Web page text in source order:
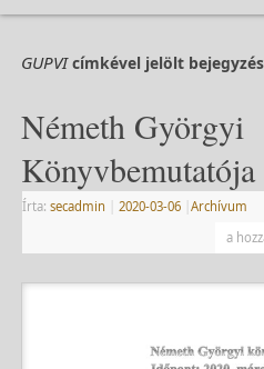
GUPVIcímkével jelölt
Németh Györgyi
Könyvbemutatója
Írta: secadmin 2020-03-06
Archívum
a